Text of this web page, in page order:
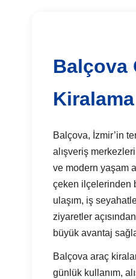
Balçova
Kiralama
Balçova, İzmir’in
alışveriş
ve modern yaşam
çeken ilçelerinden
ulaşım, iş
ziyaretler
büyük avantaj
Balçova araç
günlük kullanım,